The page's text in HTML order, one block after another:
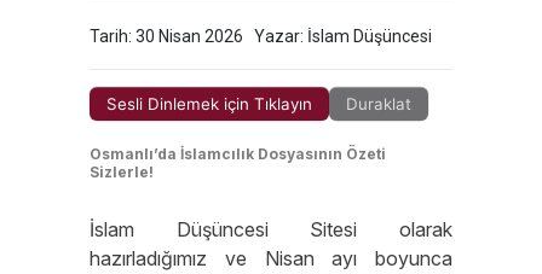
Tarih: 30 Nisan 2026 Yazar: İslam Düşüncesi
Sesli Dinlemek için Tıklayın Duraklat
Osmanlı’da İslamcılık Dosyasının Özeti
Sizlerle!
İslam Düşüncesi Sitesi olarak
hazırladığımız ve Nisan ayı boyunca